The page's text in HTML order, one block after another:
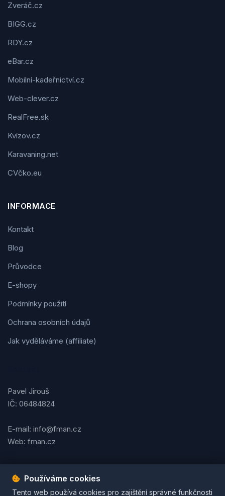
Zveráč.cz
BIGG.cz
RDY.cz
eBar.cz
Mobilní-kadeřnictví.cz
Web-clever.cz
RealFree.sk
Kvízov.cz
Karavaning.net
CVčko.eu
INFORMACE
Kontakt
Blog
Průvodce
E-shopy
Podmínky použití
Ochrana osobních údajů
Jak vyděláváme (affiliate)
Pavel Jirouš
IČ: 06484824
E-mail: info@fman.cz
Web: fman.cz
Podmínky použitíOchrana osobních údajůCookies
Používáme cookies
Tento web používá cookies pro zajištění správné funkčnosti